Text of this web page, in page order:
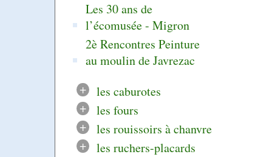
Les 30 ans de
l’écomusée - Migron
2è Rencontres Peinture
au moulin de Javrezac
+
les caburotes
+
les fours
+
les rouissoirs à chanvre
+
les ruchers-placards